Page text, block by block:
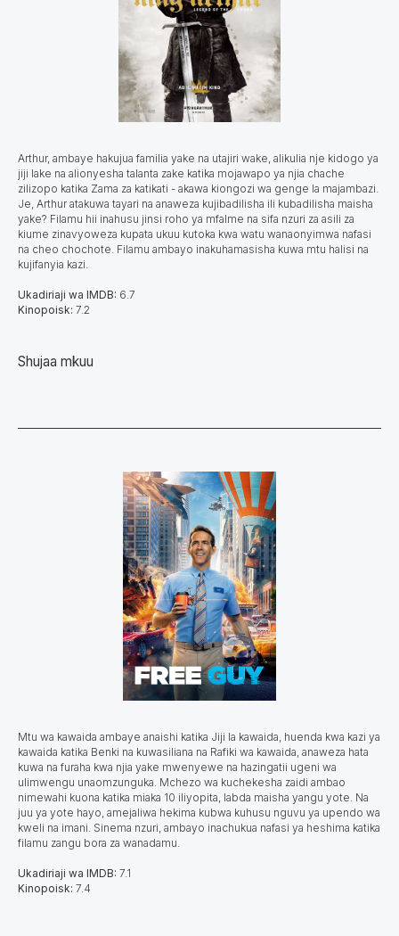
Arthur, ambaye hakujua familia yake na utajiri wake, alikulia nje kidogo ya
jiji lake na alionyesha talanta zake katika mojawapo ya njia chache
zilizopo katika Zama za katikati - akawa kiongozi wa genge la majambazi.
Je, Arthur atakuwa tayari na anaweza kujibadilisha ili kubadilisha maisha
yake? Filamu hii inahusu jinsi roho ya mfalme na sifa nzuri za asili za
kiume zinavyoweza kupata ukuu kutoka kwa watu wanaonyimwa nafasi
na cheo chochote. Filamu ambayo inakuhamasisha kuwa mtu halisi na
kujifanyia kazi.
Ukadiriaji wa IMDB: 6.7
Kinopoisk: 7.2
Shujaa mkuu
Mtu wa kawaida ambaye anaishi katika Jiji la kawaida, huenda kwa kazi ya
kawaida katika Benki na kuwasiliana na Rafiki wa kawaida, anaweza hata
kuwa na furaha kwa njia yake mwenyewe na hazingatii ugeni wa
ulimwengu unaomzunguka. Mchezo wa kuchekesha zaidi ambao
nimewahi kuona katika miaka 10 iliyopita, labda maisha yangu yote. Na
juu ya yote hayo, amejaliwa hekima kubwa kuhusu nguvu ya upendo wa
kweli na imani. Sinema nzuri, ambayo inachukua nafasi ya heshima katika
filamu zangu bora za wanadamu.
Ukadiriaji wa IMDB: 7.1
Kinopoisk: 7.4